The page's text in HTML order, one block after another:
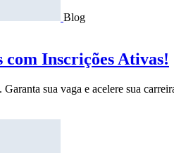
Blog
Inscrições Ativas!
sua vaga e acelere sua